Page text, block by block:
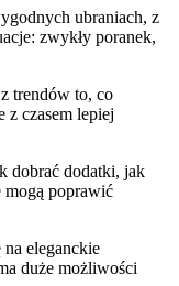
ubraniach, z
zwykły poranek,
trendów to, co
czasem lepiej
dobrać dodatki, jak
mogą poprawić
eleganckie
duże możliwości